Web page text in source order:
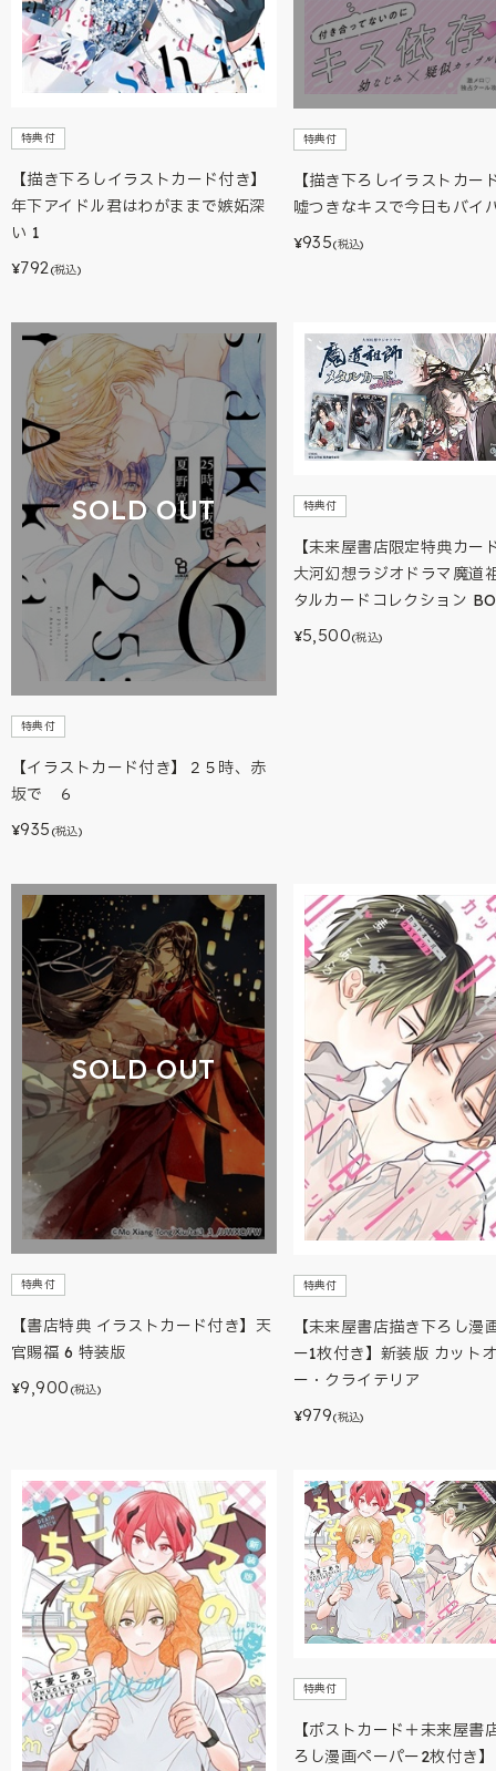
特典付
【描き下ろしイラストカード付き】
年下アイドル君はわがままで嫉妬深
い 1
¥792(税込)
特典付
【描き下ろしイラストカー
嘘つきなキスで今日もバイ
¥935(税込)
SOLD OUT
特典付
【イラストカード付き】２５時、赤
坂で ６
¥935 (税込)
特典付
【未来屋書店限定特典カー
大河幻想ラジオドラマ魔
タルカードコレクション
¥5,500(税込)
SOLD OUT
特典付
【書店特典 イラストカード付き】天
官賜福 6 特装版
¥9,900 (税込)
特典付
【未来屋書店描き下ろし漫
ー1枚付き】新装版 カット
ー・クライテリア
¥979(税込)
特典付
【ポストカード＋未来屋書
ろし漫画ペーパー2枚付き